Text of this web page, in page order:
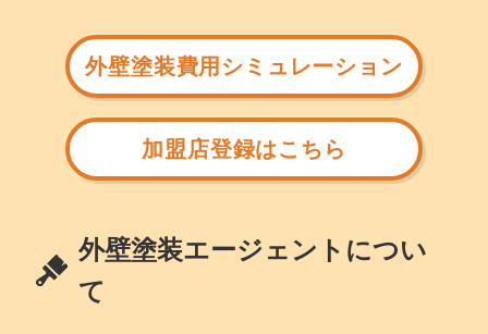
外壁塗装費用シミュレーション
加盟店登録はこちら
外壁塗装エージェントについ
て